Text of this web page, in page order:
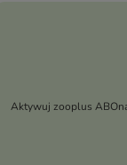
Aktywuj zooplus